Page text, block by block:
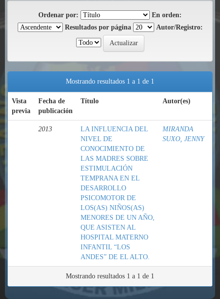
Ordenar por:
En orden:
Resultados por página
Autor/Registro:
Mostrando resultados 1 a 1 de 1
Vista
previa
Fecha de
publicación
Título Autor(es)
2013
LA INFLUENCIA DEL
NIVEL DE
CONOCIMIENTO DE
LAS MADRES SOBRE
ESTIMULACIÓN
TEMPRANA EN EL
DESARROLLO
PSICOMOTOR DE
LOS(AS) NIÑOS(AS)
MENORES DE UN AÑO,
QUE ASISTEN AL
HOSPITAL MATERNO
INFANTIL “LOS
ANDES” DE EL ALTO.
MIRANDA
SUXO, JENNY
Mostrando resultados 1 a 1 de 1